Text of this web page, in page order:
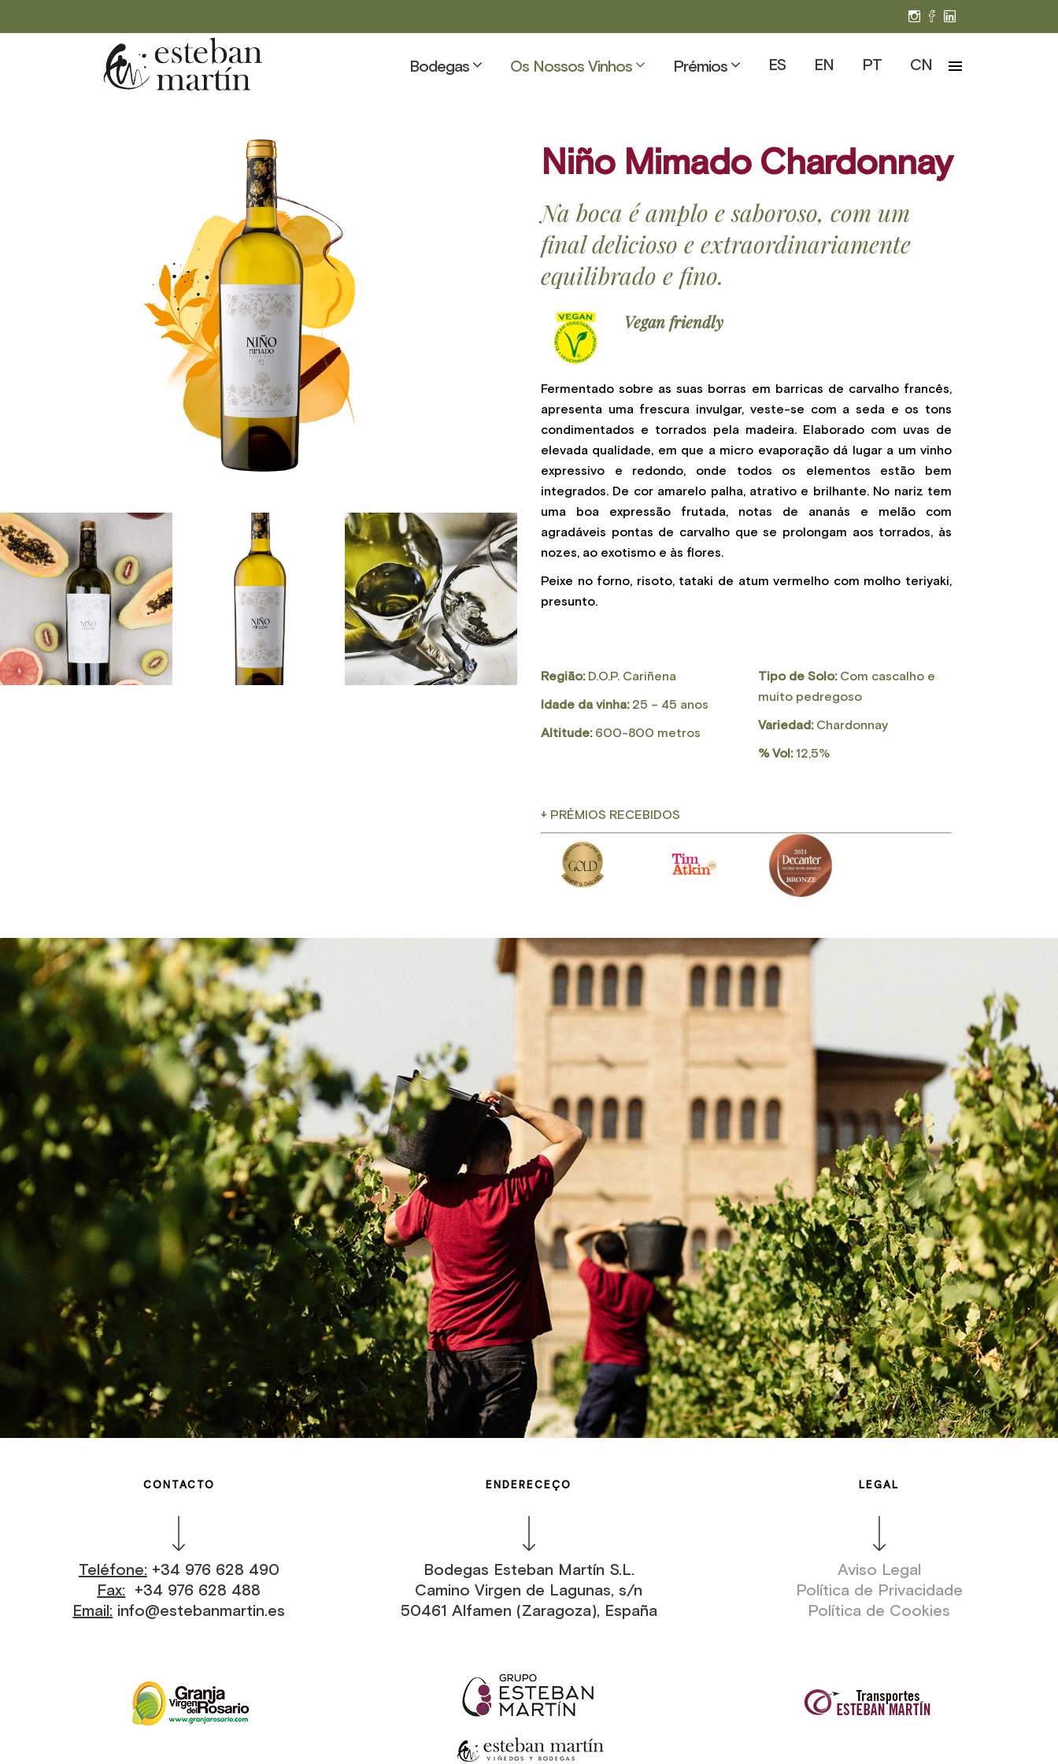
Bodegas Os Nossos Vinhos Prémios ES EN PT CN
Niño Mimado Chardonnay
Na boca é amplo e saboroso, com um
final delicioso e extraordinariamente
equilibrado e fino.
Vegan friendly
Fermentado sobre as suas borras em barricas de carvalho francês,
apresenta uma frescura invulgar, veste-se com a seda e os tons
condimentados e torrados pela madeira. Elaborado com uvas de
elevada qualidade, em que a micro evaporação dá lugar a um vinho
expressivo e redondo, onde todos os elementos estão bem
integrados. De cor amarelo palha, atrativo e brilhante. No nariz tem
uma boa expressão frutada, notas de ananás e melão com
agradáveis pontas de carvalho que se prolongam aos torrados, às
nozes, ao exotismo e às flores.
Peixe no forno, risoto, tataki de atum vermelho com molho teriyaki,
presunto.
Região: D.O.P. Cariñena
Idade da vinha: 25 – 45 anos
Altitude: 600-800 metros
Tipo de Solo: Com cascalho e
muito pedregoso
Variedad: Chardonnay
% Vol:12,5%
↓ PRÉMIOS RECEBIDOS
CONTACTO
Teléfone: +34 976 628 490
Fax: +34 976 628 488
Email: info@estebanmartin.es
ENDERECEÇO
Bodegas Esteban Martín S.L.
Camino Virgen de Lagunas, s/n
50461 Alfamen (Zaragoza), España
LEGAL
Aviso Legal
Política de Privacidade
Política de Cookies